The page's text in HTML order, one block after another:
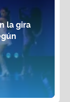
la gira